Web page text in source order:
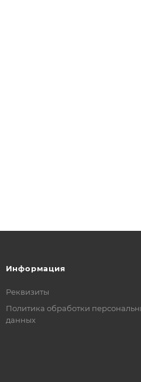
Информация
Реквизиты
Политика обработки
данных